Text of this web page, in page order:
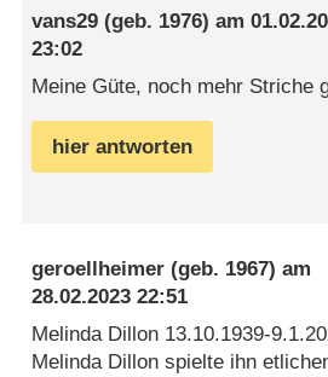
vans29 (geb. 1976) am
23:02
Meine Güte, noch mehr Striche
hier antworten
geroellheimer (geb. 1967) am
28.02.2023 22:51
Melinda Dillon 13.10.1939-
Melinda Dillon spielte ihn